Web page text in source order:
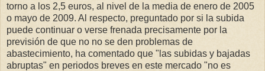
torno a los 2,5 euros, al nivel de la media de enero de 2005
o mayo de 2009. Al respecto, preguntado por si la subida
puede continuar o verse frenada precisamente por la
previsión de que no no se den problemas de
abastecimiento, ha comentado que "las subidas y bajadas
abruptas" en periodos breves en este mercado "no es